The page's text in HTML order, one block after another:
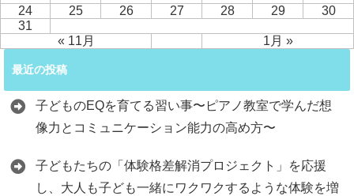
« 11月 1月 »
24
25 26 27 28 29
30
31
最近の投稿
子どものEQを育てる習い事〜ピアノ教室で学んだ想
像力とコミュニケーション能力の高め方〜
子どもたちの「体験格差解消プロジェクト」を応援
し、大人も子ども一緒にワクワクするような体験を増